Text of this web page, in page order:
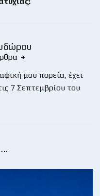
μου πορεία, έχει
7 Σεπτεμβρίου του